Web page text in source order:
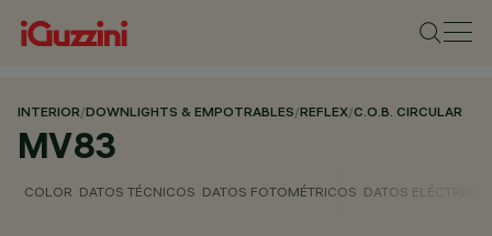
INTERIOR/DOWNLIGHTS & EMPOTRABLES/REFLEX/C.O.B. CIRCULAR
MV83
COLOR DATOS TÉCNICOS DATOS FOTOMÉTRICOS DATOS